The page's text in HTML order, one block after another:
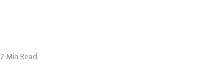
2 Min Read